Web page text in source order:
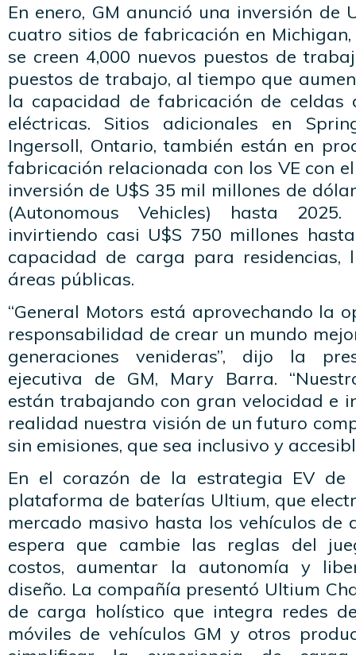
En enero, GM anunció una inversión de
cuatro sitios de fabricación en
se creen 4,000 nuevos puestos de
puestos de trabajo, al tiempo que
la capacidad de fabricación de celdas
eléctricas. Sitios adicionales en
Ingersoll, Ontario, también están en
fabricación relacionada con los VE con
inversión de U$S 35 mil millones de
(Autonomous Vehicles) hasta
invirtiendo casi U$S 750 millones
capacidad de carga para residencias,
áreas públicas.
“General Motors está aprovechando la
responsabilidad de crear un mundo
generaciones venideras”, dijo la
ejecutiva de GM, Mary Barra.
están trabajando con gran velocidad e
realidad nuestra visión de un futuro
sin emisiones, que sea inclusivo y
En el corazón de la estrategia EV de
plataforma de baterías Ultium, que
mercado masivo hasta los vehículos de
espera que cambie las reglas del
costos, aumentar la autonomía y
diseño. La compañía presentó Ultium
de carga holístico que integra redes
móviles de vehículos GM y otros